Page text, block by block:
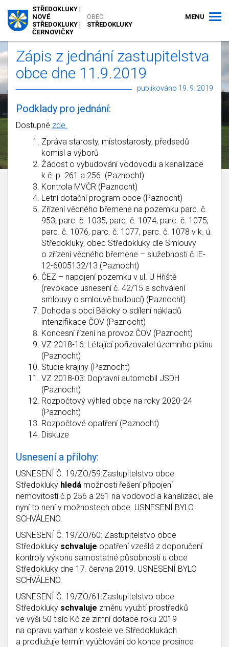
OBEC
STŘEDOKLUKY
STŘEDOKLUKY |
NOVÉ
STŘEDOKLUKY |
ČERNOVIČKY
MENU
Zápis z jednání zastupitelstva
obce dne 11.9.2019
publikováno 19. 9. 2019
Podklady pro jednání:
Dostupné zde.
Zpráva starosty, místostarosty, předsedů
komisí a výborů
Žádost o vybudování vodovodu a kanalizace
k č. p. 261 a 256. (Paznocht)
Kontrola MVČR (Paznocht)
Letní dotační program obce (Paznocht)
Zřízení věcného břemene na pozemku parc. č.
953, parc. č. 1035, parc. č. 1074, parc. č. 1075,
parc. č. 1076, parc. č. 1077, parc. č. 1078 v k. ú.
Středokluky, obec Středokluky dle Smlouvy
o zřízení věcného břemene – služebnosti č.IE-
12-6005132/13 (Paznocht)
ČEZ – napojení pozemku v ul. U Hřiště
(revokace usnesení č. 42/15 a schválení
smlouvy o smlouvě budoucí) (Paznocht)
Dohoda s obcí Běloky o sdílení nákladů
intenzifikace ČOV (Paznocht)
Koncesní řízení na provoz ČOV (Paznocht)
VZ 2018-16: Létající pořizovatel územního plánu
(Paznocht)
Studie krajiny (Paznocht)
VZ 2018-03: Dopravní automobil JSDH
(Paznocht)
Rozpočtový výhled obce na roky 2020-24
(Paznocht)
Rozpočtové opatření (Paznocht)
Diskuze
Usnesení a přílohy:
USNESENÍ Č. 19/ZO/59:Zastupitelstvo obce
Středokluky hledá možnosti řešení připojení
nemovitostí č.p 256 a 261 na vodovod a kanalizaci, ale
nyní to není v možnostech obce. USNESENÍ BYLO
SCHVÁLENO.
USNESENÍ Č. 19/ZO/60: Zastupitelstvo obce
Středokluky schvaluje opatření vzešlá z doporučení
kontroly výkonu samostatné působnosti u obce
Středokluky dne 17. června 2019. USNESENÍ BYLO
SCHVÁLENO.
USNESENÍ Č. 19/ZO/61:Zastupitelstvo obce
Středokluky schvaluje změnu využití prostředků
ve výši 50 tisíc Kč ze zimní dotace roku 2019
na opravu varhan v kostele ve Středoklukách
a prodlužuje termín vyúčtování do konce prosince